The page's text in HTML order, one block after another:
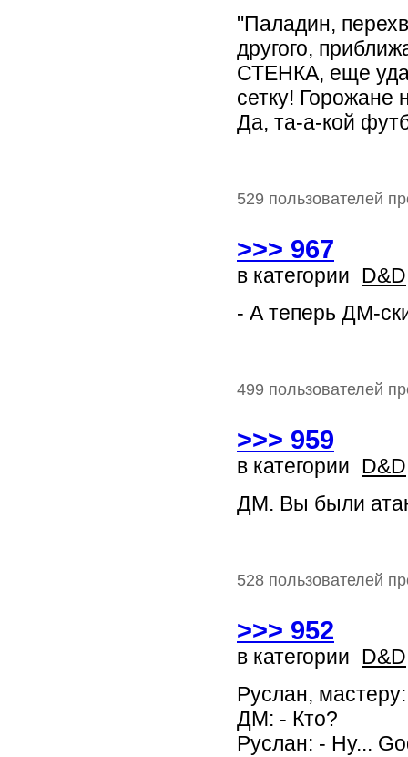
"Паладин,
другого,
СТЕНКА, еще
сетку! Горожане
Да, та-а-кой
529 пользователей
>>> 967
в категории D&D
- А теперь ДМ-
499 пользователей
>>> 959
в категории D&D
ДМ. Вы были
528 пользователей
>>> 952
в категории D&D
Руслан,
ДМ: - Кто?
Руслан: - Ну...